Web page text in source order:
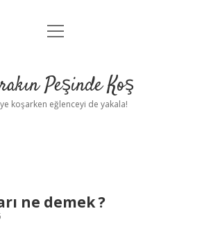
Anasayfa
Yasal Uyarı
menüyü
Peşinde Koş
koşarken eğlenceyi de yakala!
ne demek ?